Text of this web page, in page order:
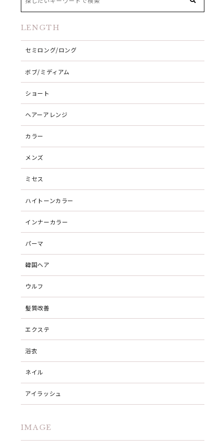
LENGTH
セミロング/ロング
ボブ/ミディアム
ショート
ヘアーアレンジ
カラー
メンズ
ミセス
ハイトーンカラー
インナーカラー
パーマ
韓国ヘア
ウルフ
髪質改善
エクステ
浴衣
ネイル
アイラッシュ
IMAGE